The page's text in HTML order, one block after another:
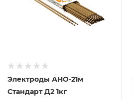
Электроды АНО-21м
Стандарт Д2 1кг